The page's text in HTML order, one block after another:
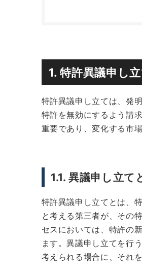
1. 特許異議申し
特許異議申し立ては、発
特許を無効にするよう請
重要であり、変化する市
1.1. 異議申し立て
特許異議申し立てとは、
と考える第三者が、その
セスにおいては、特許の
ます。異議申し立てを行
考えられる場合に、それ